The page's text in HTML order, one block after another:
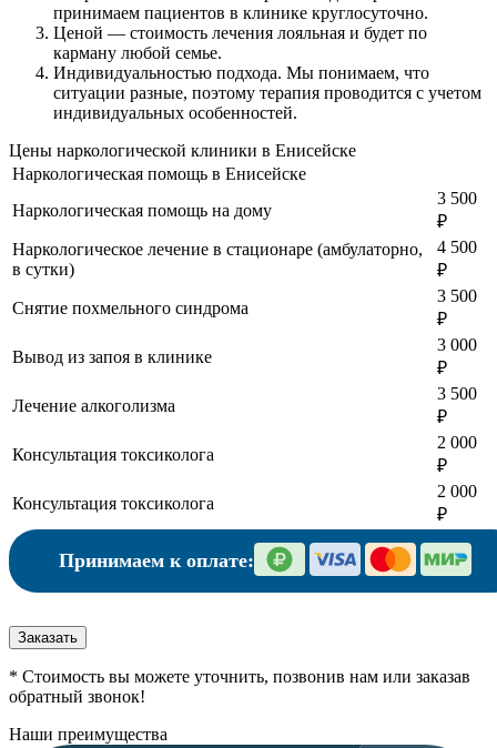
принимаем пациентов в клинике круглосуточно.
Ценой — стоимость лечения лояльная и будет по
карману любой семье.
Индивидуальностью подхода. Мы понимаем, что
ситуации разные, поэтому терапия проводится с учетом
индивидуальных особенностей.
Цены наркологической клиники в Енисейске
Наркологическая помощь в Енисейске
Наркологическая помощь на дому
3 500
₽
Наркологическое лечение в стационаре (амбулаторно,
в сутки)
4 500
₽
Снятие похмельного синдрома
3 500
₽
Вывод из запоя в клинике
3 000
₽
Лечение алкоголизма
3 500
₽
Консультация токсиколога
2 000
₽
Консультация токсиколога
2 000
₽
Принимаем к оплате:
Заказать
* Стоимость вы можете уточнить, позвонив нам или заказав
обратный звонок!
Наши преимущества